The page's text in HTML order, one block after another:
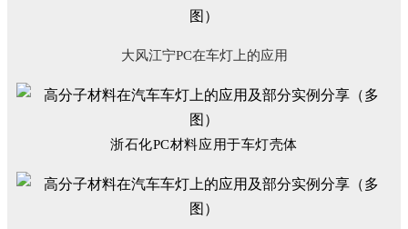
大风江宁PC在车灯上的应用
浙石化PC材料应用于车灯壳体